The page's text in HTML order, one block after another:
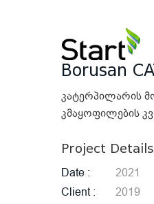
Borusan
კატერპილარის
კმაყოფილების
Project Details
Date
2021
Client
2019